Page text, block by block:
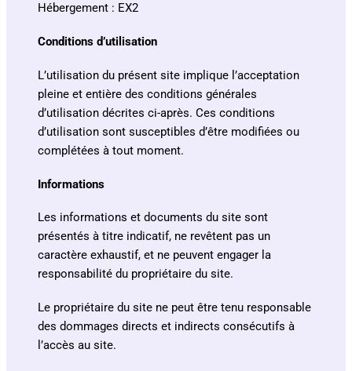
Hébergement : EX2
Conditions d’utilisation
L’utilisation du présent site implique l’acceptation
pleine et entière des conditions générales
d’utilisation décrites ci-après. Ces conditions
d’utilisation sont susceptibles d’être modifiées ou
complétées à tout moment.
Informations
Les informations et documents du site sont
présentés à titre indicatif, ne revêtent pas un
caractère exhaustif, et ne peuvent engager la
responsabilité du propriétaire du site.
Le propriétaire du site ne peut être tenu responsable
des dommages directs et indirects consécutifs à
l’accès au site.